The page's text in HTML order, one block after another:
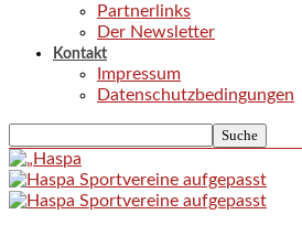
Partnerlinks
Der Newsletter
Kontakt
Impressum
Datenschutzbedingungen